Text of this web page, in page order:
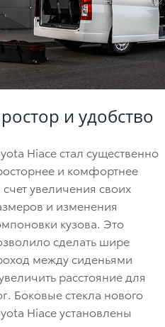
и удобство
Hiace стал существенно
и комфортнее
счет увеличения своих
и изменения
кузова. Это
сделать шире
между сиденьями
расстояние для
Боковые стекла нового
Hiace установлены